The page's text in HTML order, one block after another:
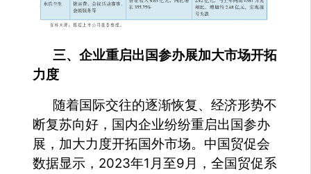
三、企业重启出国参办展加大市场开拓
力度
随着国际交往的逐渐恢复、经济形势不
断复苏向好，国内企业纷纷重启出国参办
展，加大力度开拓国外市场。中国贸促会
数据显示，2023年1月至9月，全国贸促系